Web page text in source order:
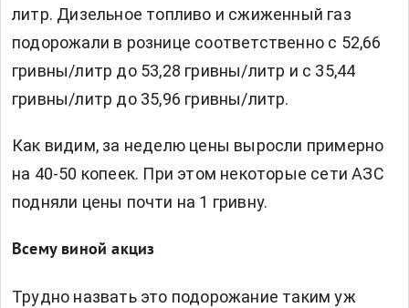
литр. Дизельное топливо и сжиженный газ
подорожали в рознице соответственно с 52,66
гривны/литр до 53,28 гривны/литр и с 35,44
гривны/литр до 35,96 гривны/литр.
Как видим, за неделю цены выросли примерно
на 40-50 копеек. При этом некоторые сети АЗС
подняли цены почти на 1 гривну.
Всему виной акциз
Трудно назвать это подорожание таким уж